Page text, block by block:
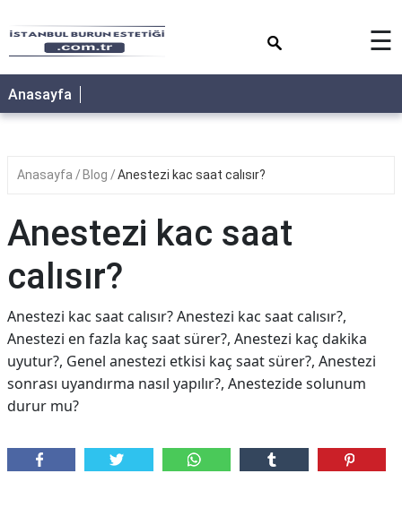
☰
Anasayfa
Anasayfa Blog Anestezi kac saat calısır?
Anestezi kac saat
calısır?
Anestezi kac saat calısır? Anestezi kac saat calısır?,
Anestezi en fazla kaç saat sürer?, Anestezi kaç dakika
uyutur?, Genel anestezi etkisi kaç saat sürer?, Anestezi
sonrası uyandırma nasıl yapılır?, Anestezide solunum
durur mu?